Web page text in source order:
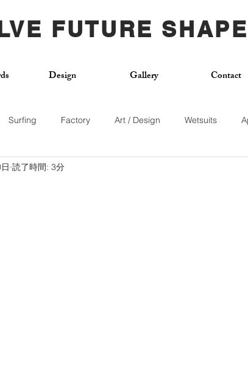
FUTURE SHAPE
Design Gallery Contact
Surfing Factory Art / Design Wetsuits
Board Surf School
読了時間: 3分